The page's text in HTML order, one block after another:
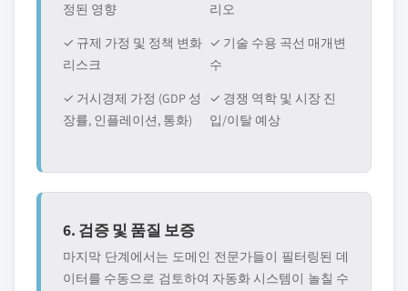
정된 영향
리오
✓ 규제 가정 및 정책 변화
리스크
✓ 기술 수용 곡선 매개변
수
✓ 거시경제 가정 (GDP 성
장률, 인플레이션, 통화)
✓ 경쟁 역학 및 시장 진
입/이탈 예상
6. 검증 및 품질 보증
마지막 단계에서는 도메인 전문가들이 필터링된 데
이터를 수동으로 검토하여 자동화 시스템이 놀칠 수